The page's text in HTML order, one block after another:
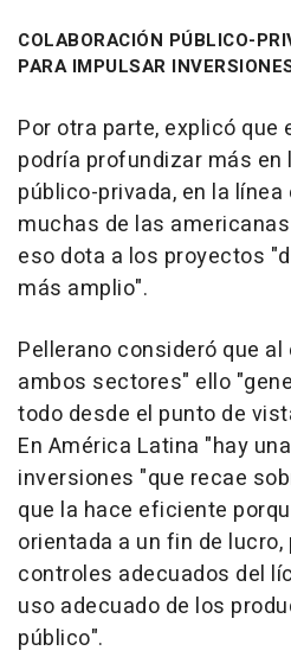
COLABORACIÓN PÚBLICO-
PARA IMPULSAR
Por otra parte, explicó que
podría profundizar más en
público-privada, en la
muchas de las
eso dota a los proyectos
más amplio".
Pellerano consideró que
ambos sectores" ello
todo desde el punto de
En América Latina "hay
inversiones "que recae
que la hace eficiente
orientada a un fin de
controles adecuados del
uso adecuado de los
público".